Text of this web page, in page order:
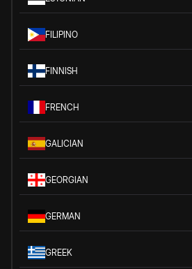
FILIPINO
FINNISH
FRENCH
GALICIAN
GEORGIAN
GERMAN
GREEK